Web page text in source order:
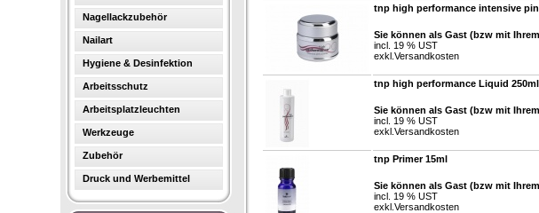
Nagellackzubehör
Nailart
Hygiene & Desinfektion
Arbeitsschutz
Arbeitsplatzleuchten
Werkzeuge
Zubehör
Druck und Werbemittel
tnp high performance intensive
Sie können als Gast (bzw mit
incl. 19 % UST
exkl. Versandkosten
tnp high performance Liquid 250ml
Sie können als Gast (bzw mit
incl. 19 % UST
exkl. Versandkosten
tnp Primer 15ml
Sie können als Gast (bzw mit
incl. 19 % UST
exkl. Versandkosten